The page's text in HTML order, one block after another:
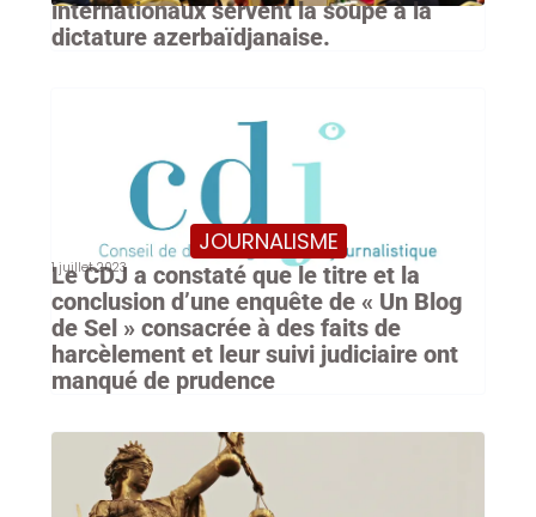
internationaux servent la soupe à la
dictature azerbaïdjanaise.
JOURNALISME
1 juillet 2023
Le CDJ a constaté que le titre et la
conclusion d’une enquête de « Un Blog
de Sel » consacrée à des faits de
harcèlement et leur suivi judiciaire ont
manqué de prudence